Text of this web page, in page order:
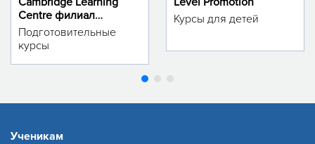
Centre филиал
м.Тинчлик
Подготовительные
курсы
Курсы для детей
Ученикам